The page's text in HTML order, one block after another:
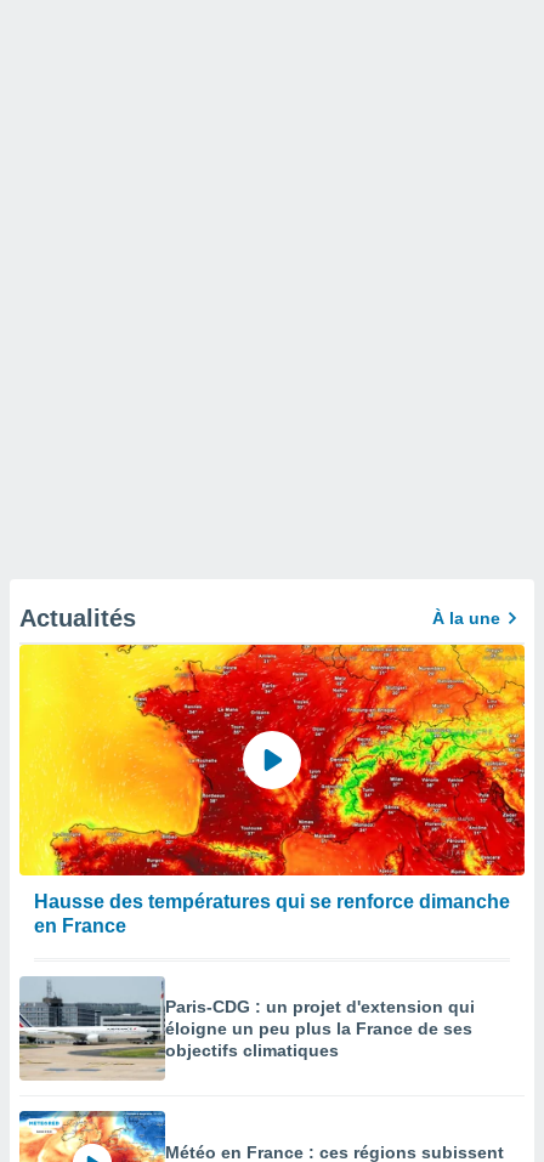
Actualités À la une
Hausse des températures qui se renforce dimanche
en France
Paris-CDG : un projet d'extension qui
éloigne un peu plus la France de ses
objectifs climatiques
Météo en France : ces régions subissent